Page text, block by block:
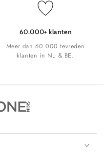
60.000+ klanten
Meer dan 60.000 tevreden
klanten in NL & BE.